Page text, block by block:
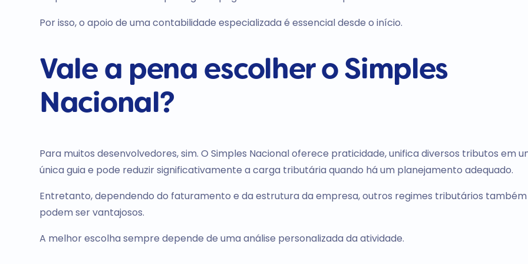
Por isso, o apoio de uma contabilidade especializada é essencial desde o início.
Vale a pena escolher o Simples
Nacional?
Para muitos desenvolvedores, sim. O Simples Nacional oferece praticidade, unifica diversos tributos em
única guia e pode reduzir significativamente a carga tributária quando há um planejamento adequado.
Entretanto, dependendo do faturamento e da estrutura da empresa, outros regimes tributários também
podem ser vantajosos.
A melhor escolha sempre depende de uma análise personalizada da atividade.